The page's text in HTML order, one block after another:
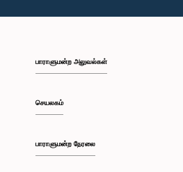
பாராளுமன்ற அலுவல்கள்
செயலகம்
பாராளுமன்ற நேரலை